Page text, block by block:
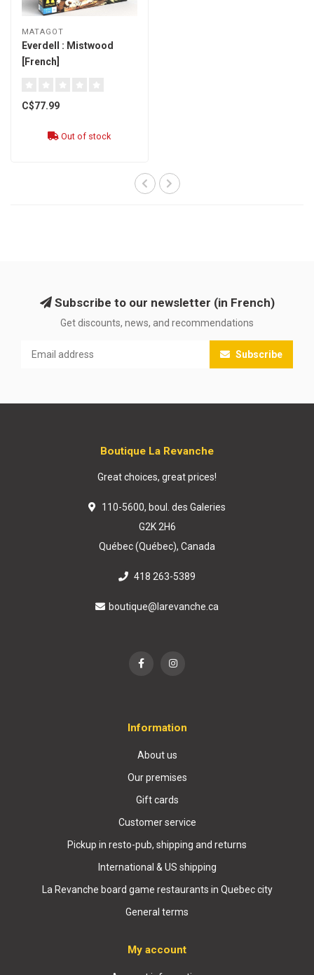
MATAGOT
Everdell : Mistwood
[French]
C$77.99
Out of stock
Subscribe to our newsletter (in French)
Get discounts, news, and recommendations
Subscribe
Boutique La Revanche
Great choices, great prices!
110-5600, boul. des Galeries
G2K 2H6
Québec (Québec), Canada
418 263-5389
boutique@larevanche.ca
Information
About us
Our premises
Gift cards
Customer service
Pickup in resto-pub, shipping and returns
International & US shipping
La Revanche board game restaurants in Quebec city
General terms
My account